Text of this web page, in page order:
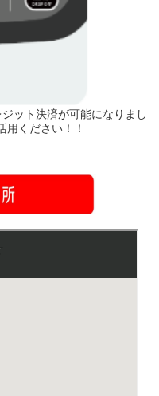
ット決済が可能になりまし
ください！！